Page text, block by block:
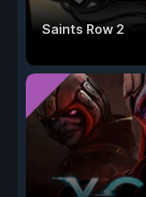
Saints Row 2